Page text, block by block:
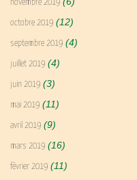
novembre 2019
octobre 2019 (12)
septembre 2019 (4)
juillet 2019 (4)
juin 2019 (3)
mai 2019 (11)
avril 2019 (9)
mars 2019 (16)
février 2019 (11)